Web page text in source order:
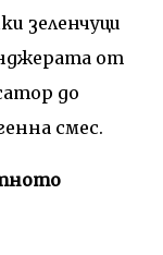
зеленчуци
от
до
смес.